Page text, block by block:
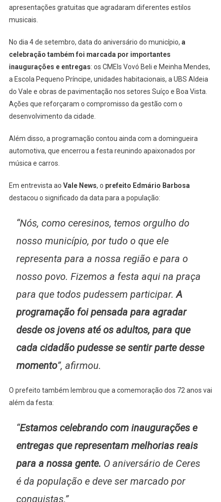
apresentações gratuitas que agradaram diferentes estilos
musicais.
No dia 4 de setembro, data do aniversário do município, a
celebração também foi marcada por importantes
inaugurações e entregas: os CMEIs Vovó Beli e Meinha Mendes,
a Escola Pequeno Príncipe, unidades habitacionais, a UBS Aldeia
do Vale e obras de pavimentação nos setores Suíço e Boa Vista.
Ações que reforçaram o compromisso da gestão com o
desenvolvimento da cidade.
Além disso, a programação contou ainda com a domingueira
automotiva, que encerrou a festa reunindo apaixonados por
música e carros.
Em entrevista ao Vale News, o prefeito Edmário Barbosa
destacou o significado da data para a população:
“Nós, como ceresinos, temos orgulho do
nosso município, por tudo o que ele
representa para a nossa região e para o
nosso povo. Fizemos a festa aqui na praça
para que todos pudessem participar.A
programação foi pensada para agradar
desde os jovens até os adultos, para que
cada cidadão pudesse se sentir parte desse
momento”, afirmou.
O prefeito também lembrou que a comemoração dos 72 anos vai
além da festa:
“Estamos celebrando com inaugurações e
entregas que representam melhorias reais
para a nossa gente. O aniversário de Ceres
é da população e deve ser marcado por
conquistas.”